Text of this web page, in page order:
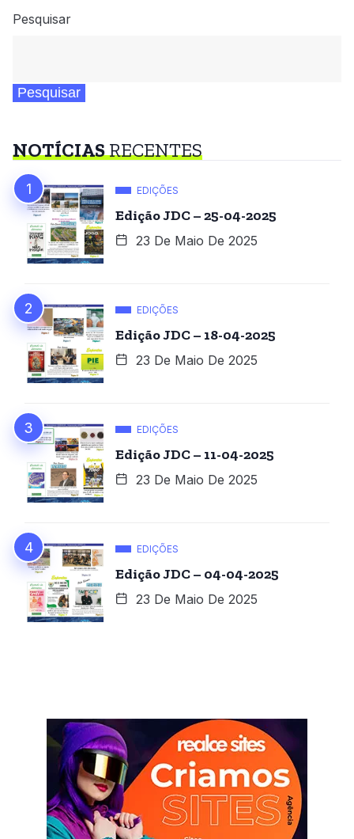
Pesquisar
Pesquisar
NOTÍCIASRECENTES
EDIÇÕES
Edição JDC – 25-04-2025
23 De Maio De 2025
EDIÇÕES
Edição JDC – 18-04-2025
23 De Maio De 2025
EDIÇÕES
Edição JDC – 11-04-2025
23 De Maio De 2025
EDIÇÕES
Edição JDC – 04-04-2025
23 De Maio De 2025